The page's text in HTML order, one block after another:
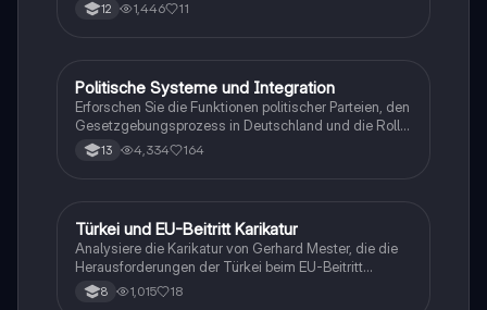
Aufgaben umfassen die Beschreibung von sozialen
auf das Abitur. (Typ: Prüfungsaufgaben und
Lösungen)
12 1,446 11
Gesch./Soz./pol. Bildung
Politische Systeme und Integration
Erforschen Sie die Funktionen politischer Parteien, den
Gesetzgebungsprozess in Deutschland und die Rolle
der EU-Institutionen. Diese Zusammenfassung bietet
einen umfassenden Überblick über die politischen
Beziehungen. Ideal für das Abitur in Sozialkunde.
13 4,334 164
Religion
Türkei und EU-Beitritt Karikatur
Analysiere die Karikatur von Gerhard Mester, die die
Herausforderungen der Türkei beim EU-Beitritt
darstellt. Diese Analyse beleuchtet die symbolische
Bedeutung des Esels, der Mauer und der
8 1,015 18